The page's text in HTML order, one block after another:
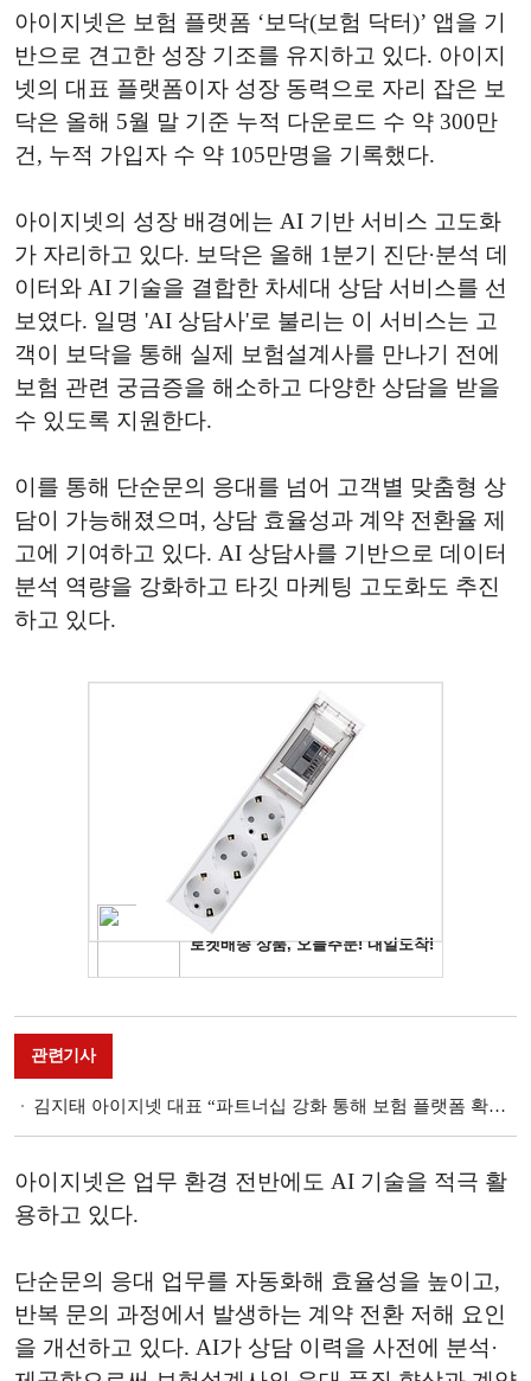
아이지넷은 보험 플랫폼 ‘보닥(보험 닥터)’ 앱을 기
반으로 견고한 성장 기조를 유지하고 있다. 아이지
넷의 대표 플랫폼이자 성장 동력으로 자리 잡은 보
닥은 올해 5월 말 기준 누적 다운로드 수 약 300만
건, 누적 가입자 수 약 105만명을 기록했다.
아이지넷의 성장 배경에는 AI 기반 서비스 고도화
가 자리하고 있다. 보닥은 올해 1분기 진단·분석 데
이터와 AI 기술을 결합한 차세대 상담 서비스를 선
보였다. 일명 'AI 상담사'로 불리는 이 서비스는 고
객이 보닥을 통해 실제 보험설계사를 만나기 전에
보험 관련 궁금증을 해소하고 다양한 상담을 받을
수 있도록 지원한다.
이를 통해 단순문의 응대를 넘어 고객별 맞춤형 상
담이 가능해졌으며, 상담 효율성과 계약 전환율 제
고에 기여하고 있다. AI 상담사를 기반으로 데이터
분석 역량을 강화하고 타깃 마케팅 고도화도 추진
하고 있다.
관련기사
김지태 아이지넷 대표 “파트너십 강화 통해 보험 플랫폼 확장성 증명할 것”
아이지넷은 업무 환경 전반에도 AI 기술을 적극 활
용하고 있다.
단순문의 응대 업무를 자동화해 효율성을 높이고,
반복 문의 과정에서 발생하는 계약 전환 저해 요인
을 개선하고 있다. AI가 상담 이력을 사전에 분석·